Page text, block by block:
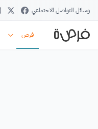
وسائل التواصل الاجتماعي
فرص